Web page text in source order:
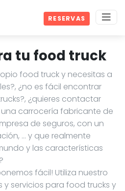
RESERVAS
tu food truck
food truck y necesitas a
¿no es fácil encontrar
¿quieres contactar
carrocería fabricante de
de seguros, con un
… y que realmente
y las características
fácil! Utiliza nuestro
servicios para food trucks y